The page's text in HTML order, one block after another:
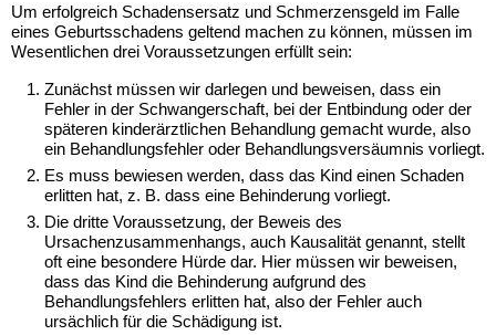
Video
laden
YouTube
immer
entsperren
Um erfolgreich Schadensersatz und Schmerzensgeld im Falle
eines Geburtsschadens geltend machen zu können, müssen im
Wesentlichen drei Voraussetzungen erfüllt sein:
Zunächst müssen wir darlegen und beweisen, dass ein
Fehler in der Schwangerschaft, bei der Entbindung oder der
späteren kinderärztlichen Behandlung gemacht wurde, also
ein Behandlungsfehler oder Behandlungsversäumnis vorliegt.
Es muss bewiesen werden, dass das Kind einen Schaden
erlitten hat, z. B. dass eine Behinderung vorliegt.
Die dritte Voraussetzung, der Beweis des
Ursachenzusammenhangs, auch Kausalität genannt, stellt
oft eine besondere Hürde dar. Hier müssen wir beweisen,
dass das Kind die Behinderung aufgrund des
Behandlungsfehlers erlitten hat, also der Fehler auch
ursächlich für die Schädigung ist.